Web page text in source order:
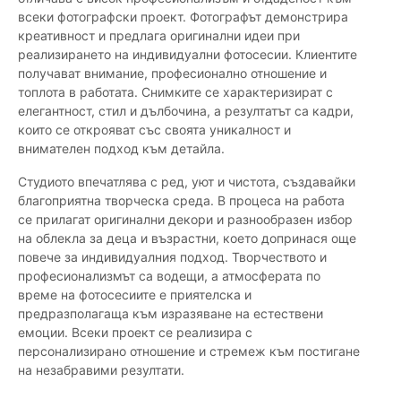
всеки фотографски проект. Фотографът демонстрира
креативност и предлага оригинални идеи при
реализирането на индивидуални фотосесии. Клиентите
получават внимание, професионално отношение и
топлота в работата. Снимките се характеризират с
елегантност, стил и дълбочина, а резултатът са кадри,
които се открояват със своята уникалност и
внимателен подход към детайла.
Студиото впечатлява с ред, уют и чистота, създавайки
благоприятна творческа среда. В процеса на работа
се прилагат оригинални декори и разнообразен избор
на облекла за деца и възрастни, което допринася още
повече за индивидуалния подход. Творчеството и
професионализмът са водещи, а атмосферата по
време на фотосесиите е приятелска и
предразполагаща към изразяване на естествени
емоции. Всеки проект се реализира с
персонализирано отношение и стремеж към постигане
на незабравими резултати.